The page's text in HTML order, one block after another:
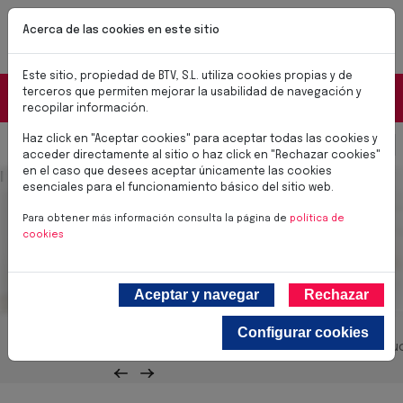
Pasar al contenido principal
NUEVAS CERRADURAS BTV SMART
✨Soluciones para el día a día✨
Conoce las nuevas cerraduras BTV SMART
Portal Distribuidores
0,00 € Select
Imagen cabecera
Cajas Fuertes de Sobreponer
Todos los productos
Acerca de las cookies en este sitio
Este sitio, propiedad de BTV, S.L. utiliza cookies propias y de
terceros que permiten mejorar la usabilidad de navegación y
recopilar información.
Haz click en "Aceptar cookies" para aceptar todas las cookies y
acceder directamente al sitio o haz click en "Rechazar cookies"
en el caso que desees aceptar únicamente las cookies
esenciales para el funcionamiento básico del sitio web.
Para obtener más información consulta la página de política de
cookies
Aceptar y navegar Rechazar
Configurar cookies